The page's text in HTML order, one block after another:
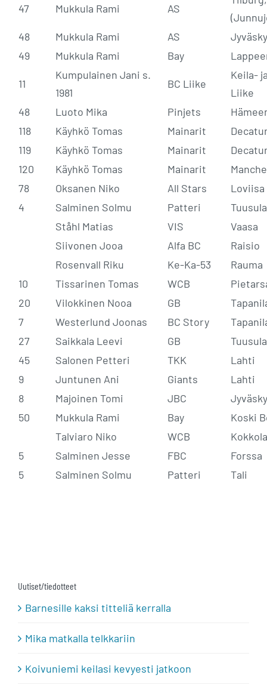
47 Mukkula Rami AS
48
Mukkula Rami AS
49
Mukkula Rami Bay
11
Kumpulainen Jani s.
1981
BC Liike
Keila-
Liike
48
Luoto Mika Pinjets
118
Käyhkö Tomas Mainarit
119
Käyhkö Tomas Mainarit
120
Käyhkö Tomas Mainarit
78
Oksanen Niko All Stars
Loviisa
4
Salminen Solmu Patteri
Tuusula
Ståhl Matias
VIS
Vaasa
Siivonen Jooa
Alfa BC
Raisio
Rosenvall Riku
Ke-Ka-53
Rauma
10
Tissarinen Tomas WCB
20
Vilokkinen Nooa GB
7
Westerlund Joonas BC Story
27
Saikkala Leevi GB
Tuusula
45
Salonen Petteri TKK
Lahti
9
Juntunen Ani Giants
Lahti
8
Majoinen Tomi JBC
50
Mukkula Rami Bay
Koski
Talviaro Niko
WCB
Kokkola
5
Salminen Jesse FBC
Forssa
5
Salminen Solmu Patteri Tali
Uutiset/tiedotteet
Barnesille kaksi titteliä kerralla
Mika matkalla telkkariin
Koivuniemi keilasi kevyesti jatkoon